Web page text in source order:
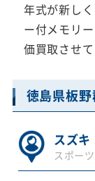
年式が新し
ー付メモリ
価買取させ
徳島県板
スズ
スポーツ